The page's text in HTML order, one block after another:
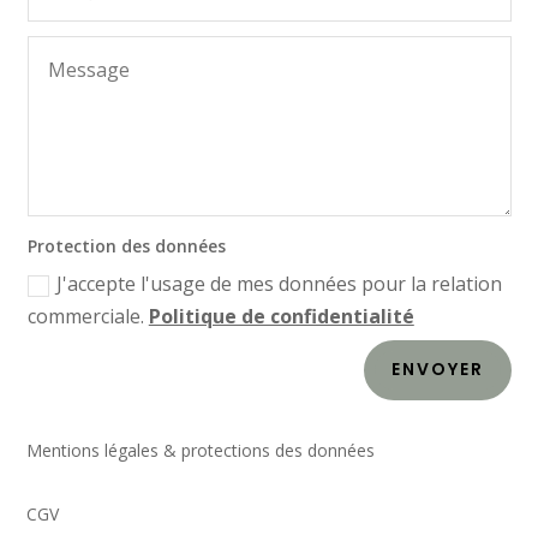
Protection des données
J'accepte l'usage de mes données pour la relation
commerciale. Politique de confidentialité
ENVOYER
Mentions légales & protections des données
CGV